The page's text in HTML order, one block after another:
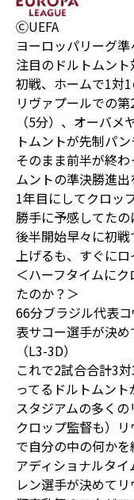
ⒸUEFA
ヨーロッパリーグ準
注目のドルトムント
初戦、ホームで1対
リヴァプールでの
（5分）、オーバ
トムントが先制パン
そのまま前半が終
ムントの準決勝進出
1年目にしてクロッ
勝手に予感してたの
後半開始早々に初
上げるも、すぐにロ
＜ハーフタイムに
たのか？＞
66分ブラジル代表
表サコー選手が決
（L3-3D）
これで2試合合計3
ってるドルトムント
スタジアムの多く
クロップ監督も）
で自分の中の何か
アディショナルタ
レン選手が決めてリ